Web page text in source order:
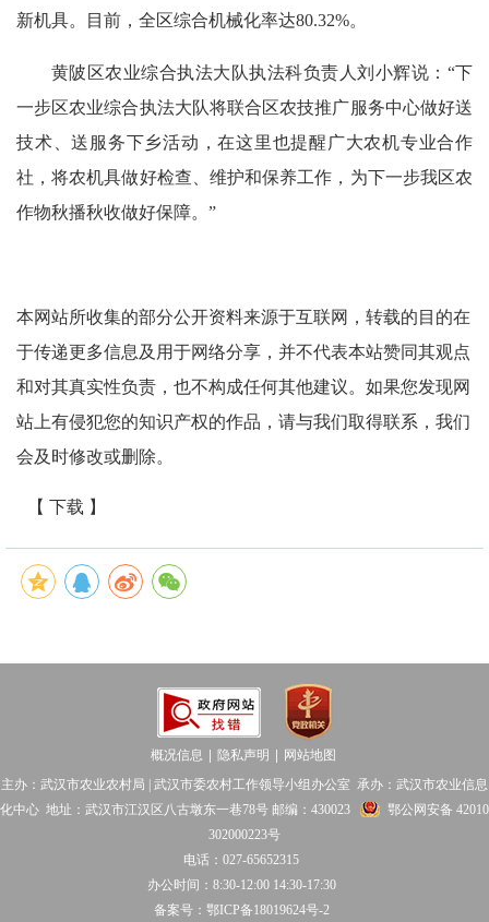
新机具。目前，全区综合机械化率达80.32%。
黄陂区农业综合执法大队执法科负责人刘小辉说：“下
一步区农业综合执法大队将联合区农技推广服务中心做好送
技术、送服务下乡活动，在这里也提醒广大农机专业合作
社，将农机具做好检查、维护和保养工作，为下一步我区农
作物秋播秋收做好保障。”
本网站所收集的部分公开资料来源于互联网，转载的目的在
于传递更多信息及用于网络分享，并不代表本站赞同其观点
和对其真实性负责，也不构成任何其他建议。如果您发现网
站上有侵犯您的知识产权的作品，请与我们取得联系，我们
会及时修改或删除。
【 下载 】
概况信息 隐私声明
网站地图
主办：武汉市农业农村局 | 武汉市委农村工作领导小组办公室 承办：武汉市农业信息
化中心 地址：武汉市江汉区八古墩东一巷78号 邮编：430023
鄂公网安备 42010
302000223号
电话：027-65652315
办公时间：8:30-12:00 14:30-17:30
备案号：鄂ICP备18019624号-2